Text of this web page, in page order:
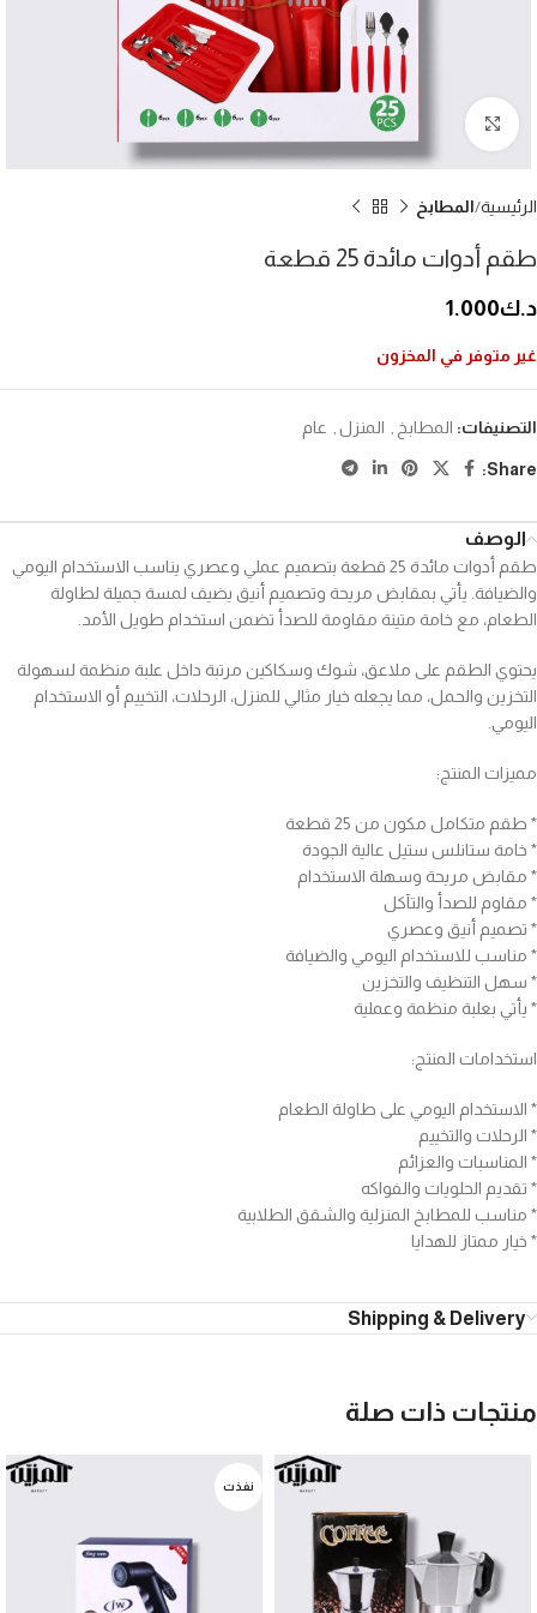
إضغط للتكبير
الرئيسية المطابخ
طقم أدوات مائدة 25 قطعة
د.ك1.000
غير متوفر في المخزون
التصنيفات: المطابخ المنزل عام
Share:
الوصف
طقم أدوات مائدة 25 قطعة بتصميم عملي وعصري يناسب الاستخدام اليومي
والضيافة. يأتي بمقابض مريحة وتصميم أنيق يضيف لمسة جميلة لطاولة
الطعام، مع خامة متينة مقاومة للصدأ تضمن استخدام طويل الأمد.
يحتوي الطقم على ملاعق، شوك وسكاكين مرتبة داخل علبة منظمة لسهولة
التخزين والحمل، مما يجعله خيار مثالي للمنزل، الرحلات، التخييم أو الاستخدام
اليومي.
مميزات المنتج:
* طقم متكامل مكون من 25 قطعة
* خامة ستانلس ستيل عالية الجودة
* مقابض مريحة وسهلة الاستخدام
* مقاوم للصدأ والتآكل
* تصميم أنيق وعصري
* مناسب للاستخدام اليومي والضيافة
* سهل التنظيف والتخزين
* يأتي بعلبة منظمة وعملية
استخدامات المنتج:
* الاستخدام اليومي على طاولة الطعام
* الرحلات والتخييم
* المناسبات والعزائم
* تقديم الحلويات والفواكه
* مناسب للمطابخ المنزلية والشقق الطلابية
* خيار ممتاز للهدايا
Shipping & Delivery
منتجات ذات صلة
نفذت